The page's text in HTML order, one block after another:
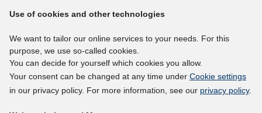
Report Accessibility
Social media channels
BlueSky
YouTube
LinkedIn
Use of cookies and other technologies
We want to tailor our online services to your needs. For this
purpose, we use so-called cookies.
You can decide for yourself which cookies you allow.
Your consent can be changed at any time under Cookie settings
in our privacy policy. For more information, see our privacy policy.